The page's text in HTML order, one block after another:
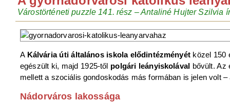
Várostörténeti puzzle 141. rész – Antaliné Hujter Szilvia
A Kálvária úti általános iskola elődintézményétközel 150
egészült ki, majd 1925-től polgári leányiskolával bővült. Az
mellett a szociális gondoskodás más formában is jelen volt
Nádorváros lakossága